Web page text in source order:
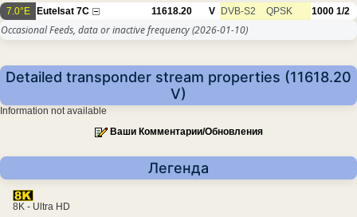
7.0°E Eutelsat 7C 11618.20 V DVB-S2 QPSK 1000 1/2
Occasional Feeds, data or inactive frequency(2026-01-10)
Detailed transponder stream properties (11618.20
V)
Information not available
Ваши Комментарии/Обновления
Легенда
8K - Ultra HD